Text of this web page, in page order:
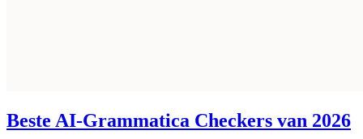
Beste AI-Grammatica Checkers van 2026